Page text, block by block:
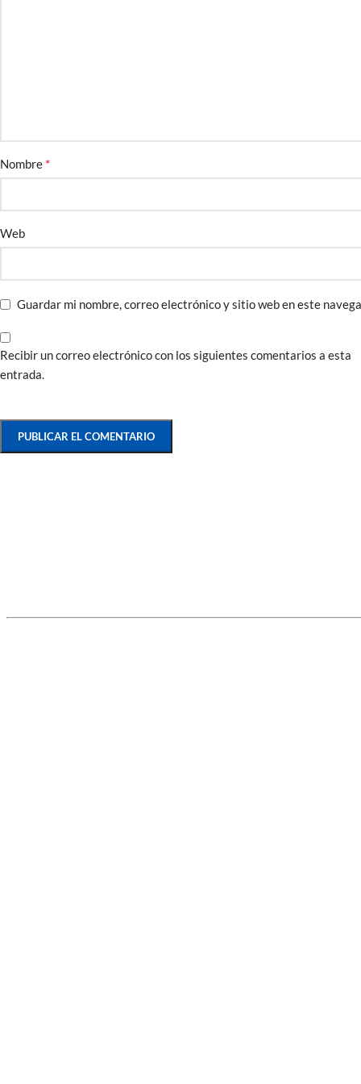
Nombre *
Web
Guardar mi nombre, correo electrónico y sitio web en este
Recibir un correo electrónico con los siguientes comentarios a esta
entrada.